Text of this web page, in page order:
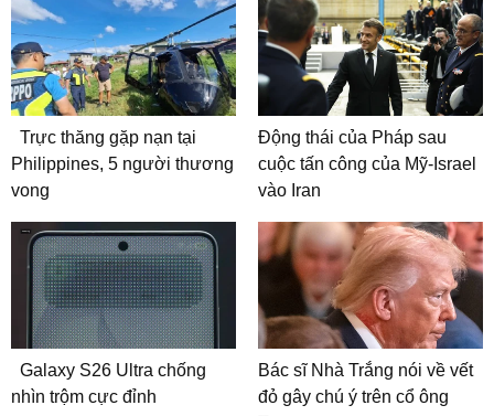
Trực thăng gặp nạn tại
Philippines, 5 người thương
vong
Động thái của Pháp sau
cuộc tấn công của Mỹ-Israel
vào Iran
Galaxy S26 Ultra chống
nhìn trộm cực đỉnh
Bác sĩ Nhà Trắng nói về vết
đỏ gây chú ý trên cổ ông